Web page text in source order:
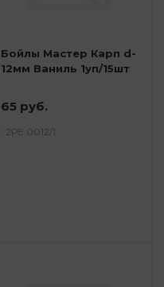
Бойлы Мастер Карп d-
12мм Ваниль 1уп/15шт
65 руб.
: 2РЕ 0012/1